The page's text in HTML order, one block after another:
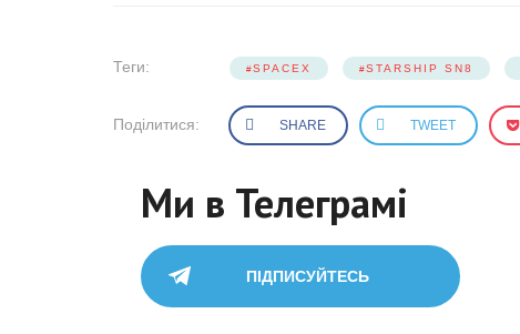
Теги: SPACEX STARSHIP SN8
Поділитися: SHARE TWEET
Ми в Телеграмі
ПІДПИСУЙТЕСЬ